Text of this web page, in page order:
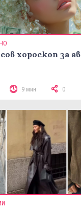
хороскоп за
9 мин 0